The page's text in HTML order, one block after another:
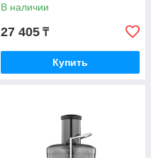
В наличии
27 405 ₸
Купить